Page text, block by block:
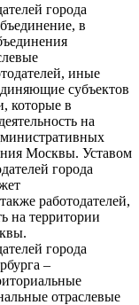
города
в
иные
субъектов
которые в
на
Москвы. Уставом
города
работодателей,
на территории
города
–
отраслевые